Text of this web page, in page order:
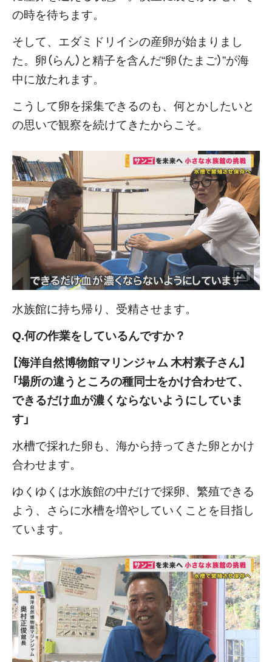
の時を待ちます。
そして、エダミドリイシの産卵が始まりまし
た。卵（らん）と精子を含んだ“卵（たまご）”が海
中に放たれます。
こうして卵を採集できるのも、何とかしたいと
の思いで観察を続けてきたからこそ。
水族館に持ち帰り、受精させます。
Q.何の作業をしているんですか？
【海洋自然博物館マリンジャム 木村素子さん】
「場所の違うところの種同士をかけ合わせて、
できるだけ血が濃くならないようにしていま
す」
水槽で採れた卵も、海から持ってきた卵とかけ
合わせます。
ゆくゆくは水族館の中だけで採卵、繁殖できる
よう、さらに水槽を増やしていくことを目指し
ています。